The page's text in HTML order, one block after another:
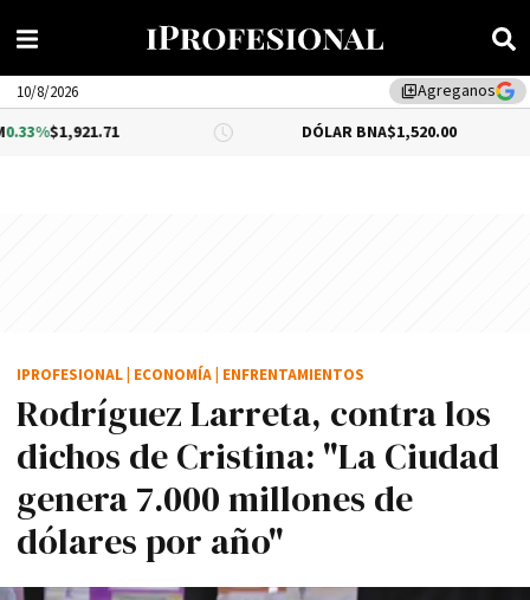
library_addAgreganos
10/8/2026
DÓLAR BNA $1,520.00
Rodríguez Larreta, contra los
dichos de Cristina: "La Ciudad
genera 7.000 millones de
dólares por año"
IPROFESIONAL ECONOMÍA ENFRENTAMIENTOS